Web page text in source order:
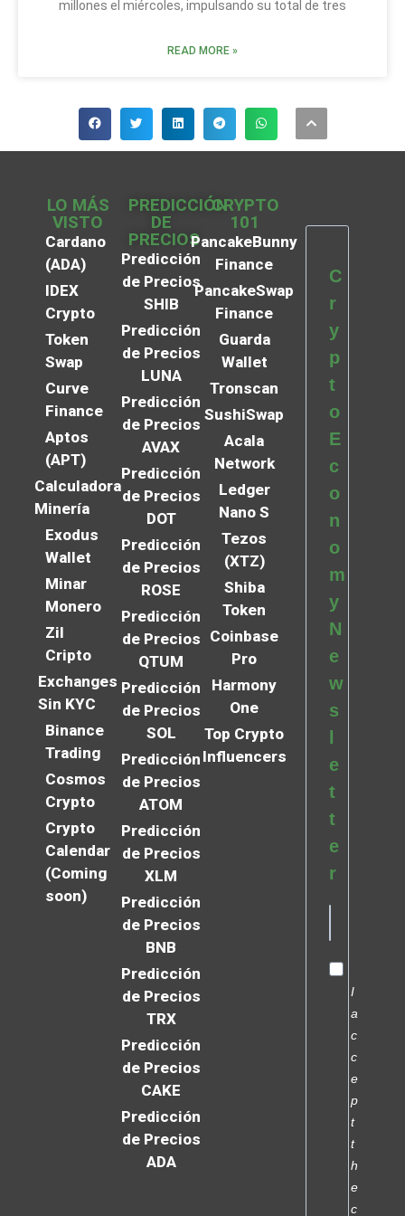
millones el miércoles, impulsando su total de tres
READ MORE »
LO MÁS
VISTO
Cardano
(ADA)
IDEX
Crypto
Token
Swap
Curve
Finance
Aptos
(APT)
Calculadora
Minería
Exodus
Wallet
Minar
Monero
Zil
Cripto
Exchanges
Sin KYC
Binance
Trading
Cosmos
Crypto
Crypto
Calendar
(Coming
soon)
PREDICCIÓN
DE
PRECIOS
Predicción
de Precios
SHIB
Predicción
de Precios
LUNA
Predicción
de Precios
AVAX
Predicción
de Precios
DOT
Predicción
de Precios
ROSE
Predicción
de Precios
QTUM
Predicción
de Precios
SOL
Predicción
de Precios
ATOM
Predicción
de Precios
XLM
Predicción
de Precios
BNB
Predicción
de Precios
TRX
Predicción
de Precios
CAKE
Predicción
de Precios
ADA
CRYPTO
101
PancakeBunny
Finance
PancakeSwap
Finance
Guarda
Wallet
Tronscan
SushiSwap
Acala
Network
Ledger
Nano S
Tezos
(XTZ)
Shiba
Token
Coinbase
Pro
Harmony
One
Top Crypto
Influencers
C
r
y
p
t
o
E
c
o
n
o
m
y
N
e
w
s
l
e
t
t
e
r
I
a
c
c
e
p
t
t
h
e
c